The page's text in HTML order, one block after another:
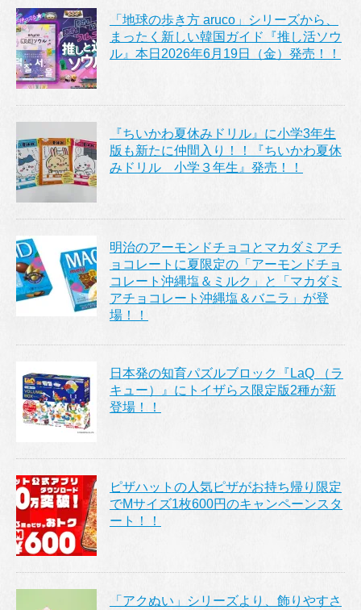
「地球の歩き方 aruco」シリーズから、
まったく新しい韓国ガイド『推し活ソウ
ル』本日2026年6月19日（金）発売！！
『ちいかわ夏休みドリル』に小学3年生
版も新たに仲間入り！！『ちいかわ夏休
みドリル 小学３年生』発売！！
明治のアーモンドチョコとマカダミアチ
ョコレートに夏限定の「アーモンドチョ
コレート沖縄塩＆ミルク」と「マカダミ
アチョコレート沖縄塩＆バニラ」が登
場！！
日本発の知育パズルブロック『LaQ （ラ
キュー）』にトイザらス限定版2種が新
登場！！
ピザハットの人気ピザがお持ち帰り限定
でMサイズ1枚600円のキャンペーンスタ
ート！！
「アクぬい」シリーズより、飾りやすさ